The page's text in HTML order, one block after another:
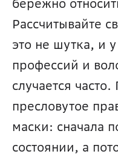
бережно
Рассчитывайте
это не шутка, и
профессий и
случается
пресловутое
маски: сначала
состоянии, а